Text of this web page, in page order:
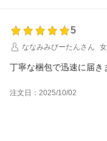
5
ななみみびーたんさん
丁寧な梱包で迅速に届き
注文日：2025/10/02